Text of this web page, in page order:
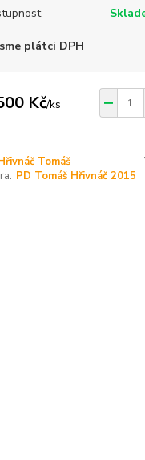
plátci DPH
Kč/ks
Tomáš
PD Tomáš Hřivnáč 2015